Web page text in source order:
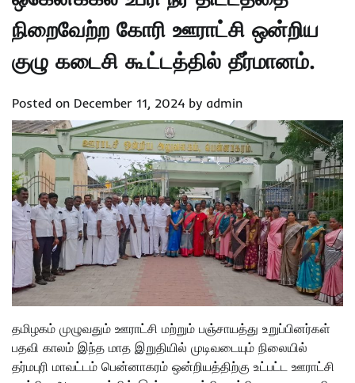
நிறைவேற்ற கோரி ஊராட்சி ஒன்றிய
குழு கடைசி கூட்டத்தில் தீர்மானம்.
Posted on December 11, 2024 by admin
தமிழகம் முழுவதும் ஊராட்சி மற்றும் பஞ்சாயத்து உறுப்பினர்கள்
பதவி காலம் இந்த மாத இறுதியில் முடிவடையும் நிலையில்
தர்மபுரி மாவட்டம் பென்னாகரம் ஒன்றியத்திற்கு உட்பட்ட ஊராட்சி